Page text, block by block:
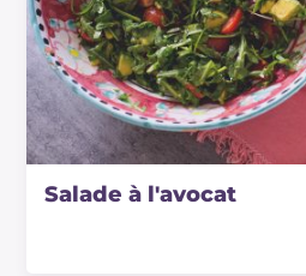
Salade à l'avocat